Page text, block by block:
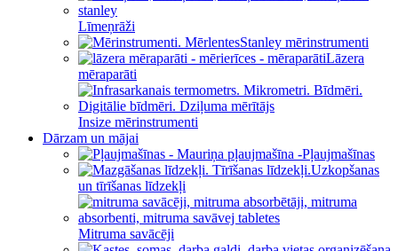
Līmeņrāži
Stanley mērinstrumenti
Lāzera
mēraparāti
Insize mērinstrumenti
Dārzam un mājai
Pļaujmašīnas
Uzkopšanas
un tīrīšanas līdzekļi
Mitruma savācēji